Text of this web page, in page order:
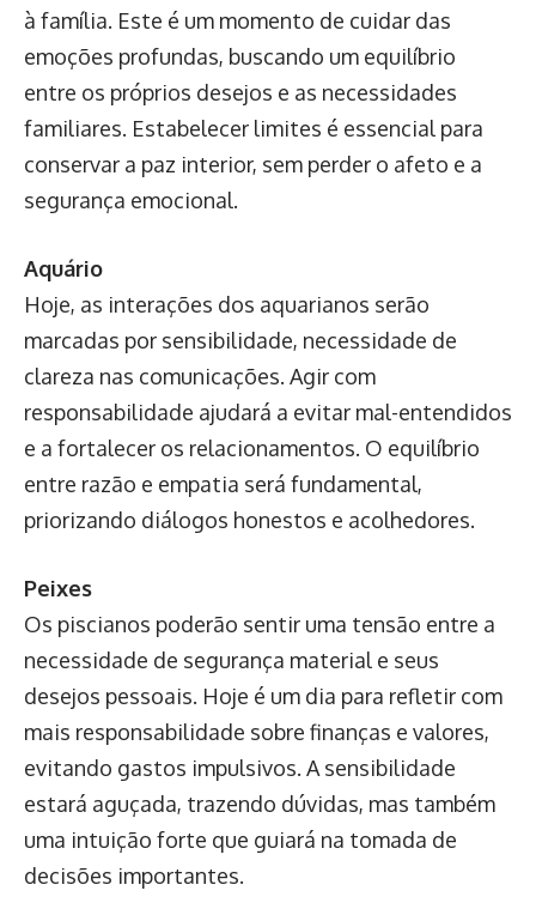
à família. Este é um momento de cuidar das
emoções profundas, buscando um equilíbrio
entre os próprios desejos e as necessidades
familiares. Estabelecer limites é essencial para
conservar a paz interior, sem perder o afeto e a
segurança emocional.
Aquário
Hoje, as interações dos aquarianos serão
marcadas por sensibilidade, necessidade de
clareza nas comunicações. Agir com
responsabilidade ajudará a evitar mal-entendidos
e a fortalecer os relacionamentos. O equilíbrio
entre razão e empatia será fundamental,
priorizando diálogos honestos e acolhedores.
Peixes
Os piscianos poderão sentir uma tensão entre a
necessidade de segurança material e seus
desejos pessoais. Hoje é um dia para refletir com
mais responsabilidade sobre finanças e valores,
evitando gastos impulsivos. A sensibilidade
estará aguçada, trazendo dúvidas, mas também
uma intuição forte que guiará na tomada de
decisões importantes.